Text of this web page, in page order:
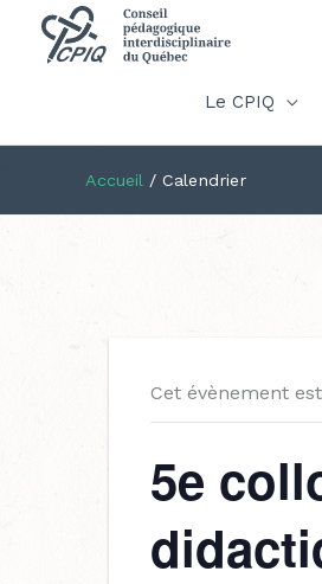
Le CPIQ
Accueil / Calendrier
Cet évènement
5e